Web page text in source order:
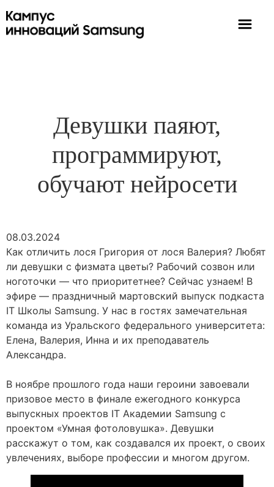
Девушки паяют,
программируют,
обучают нейросети
08.03.2024
Как отличить лося Григория от лося Валерия? Любят
ли девушки с физмата цветы? Рабочий созвон или
ноготочки — что приоритетнее? Сейчас узнаем! В
эфире — праздничный мартовский выпуск подкаста
IT Школы Samsung. У нас в гостях замечательная
команда из Уральского федерального университета:
Елена, Валерия, Инна и их преподаватель
Александра.
В ноябре прошлого года наши героини завоевали
призовое место в финале ежегодного конкурса
выпускных проектов IT Академии Samsung с
проектом «Умная фотоловушка». Девушки
расскажут о том, как создавался их проект, о своих
увлечениях, выборе профессии и многом другом.